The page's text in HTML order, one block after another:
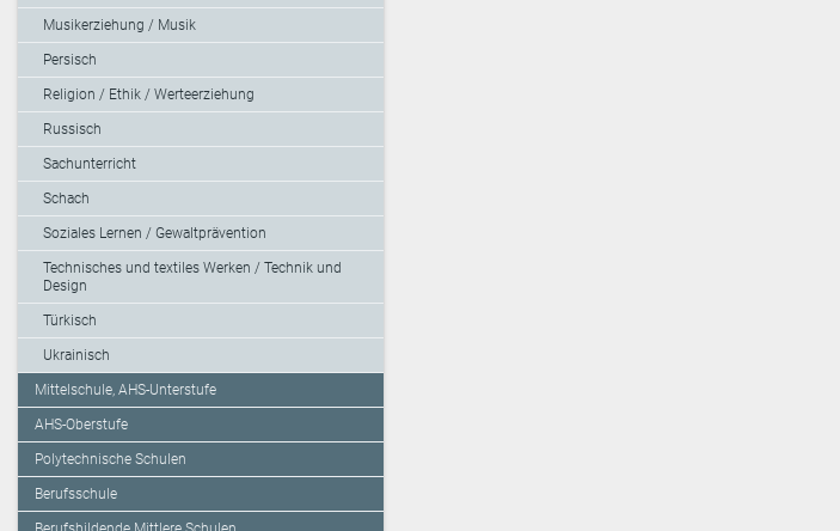
Musikerziehung / Musik
Persisch
Religion / Ethik / Werteerziehung
Russisch
Sachunterricht
Schach
Soziales Lernen / Gewaltprävention
Technisches und textiles Werken / Technik und
Design
Türkisch
Ukrainisch
Mittelschule, AHS-Unterstufe
AHS-Oberstufe
Polytechnische Schulen
Berufsschule